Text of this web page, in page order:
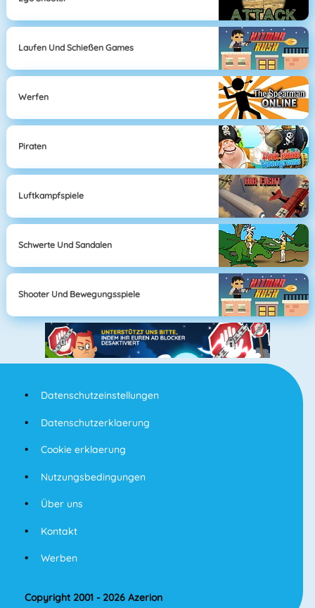
Laufen Und Schießen Games
Werfen
Piraten
Luftkampfspiele
Schwerte Und Sandalen
Shooter Und Bewegungsspiele
Datenschutzeinstellungen
Datenschutzerklaerung
Cookie erklaerung
Nutzungsbedingungen
Über uns
Kontakt
Werben
Copyright 2001 - 2026 Azerion